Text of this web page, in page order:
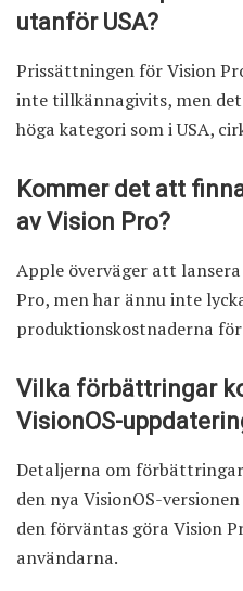
utanför USA?
Prissättningen för Vision
inte tillkännagivits, men
höga kategori som i USA,
Kommer det att
av Vision Pro?
Apple överväger att
Pro, men har ännu inte
produktionskostnaderna
Vilka förbättringar
VisionOS-
Detaljerna om
den nya VisionOS-
den förväntas göra Vision
användarna.